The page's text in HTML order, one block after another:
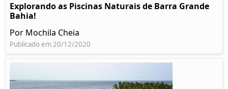
Explorando as Piscinas Naturais de Barra Grande
Bahia!
Por Mochila Cheia
Publicado em 20/12/2020